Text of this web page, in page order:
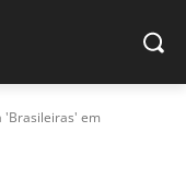
'Brasileiras' em